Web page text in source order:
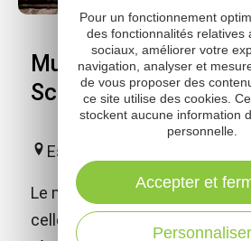
Musée Joseph
Scaphandre
Espalion
Le musée vous invite à une
celle des arts et traditions
Pour un fonctionnement
des fonctionnalités relatives
sociaux, améliorer votre
navigation, analyser et
de vous proposer des
ce site utilise des cookies.
stockent aucune information
personnelle.
Personnaliser
Accepter et